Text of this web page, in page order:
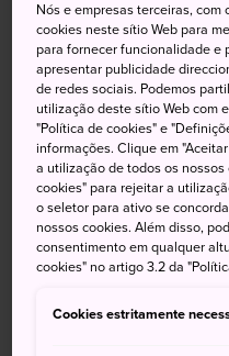
Não perca
As cerejeiras tipo
maio
As magníficas
pelo tempo
Artesanato
Vistas
Nós e empresas terceiras,
cookies neste sítio Web para
para fornecer funcionalidade e
apresentar publicidade
de redes sociais. Podemos
utilização deste sítio Web com
"Política de cookies" e
informações. Clique em
a utilização de todos os
cookies" para rejeitar a
o seletor para ativo se
nossos cookies. Além disso,
consentimento em qualquer
cookies" no artigo 3.2 da
Cookies estritamente